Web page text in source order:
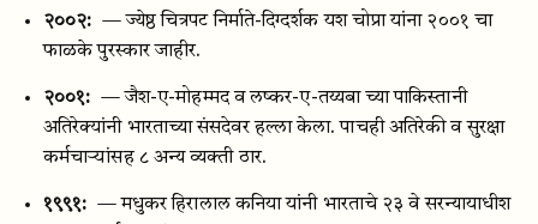
२००२: — ज्येष्ठ चित्रपट निर्माते-दिग्दर्शक यश चोप्रा यांना २००१ चा
फाळके पुरस्कार जाहीर.
२००१: — जैश-ए-मोहम्मद व लष्कर-ए-तय्यबा च्या पाकिस्तानी
अतिरेक्यांनी भारताच्या संसदेवर हल्ला केला. पाचही अतिरेकी व सुरक्षा
कर्मचाऱ्यांसह ८ अन्य व्यक्ती ठार.
१९९१: — मधुकर हिरालाल कनिया यांनी भारताचे २३ वे सरन्यायाधीश